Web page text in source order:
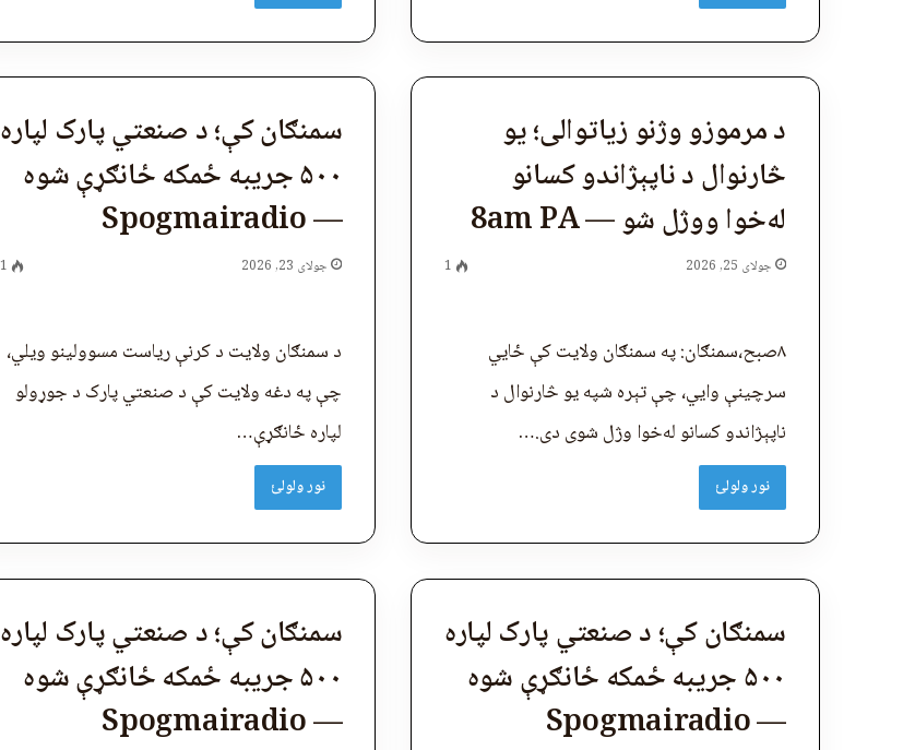
د مرموزو وژنو زیاتوالی؛ یو
څارنوال د ناپېژاندو کسانو
له‌خوا ووژل شو — 8am PA
جولای 25, 2026 1
۸صبح،سمنګان: په سمنګان ولایت کې ځايي
سرچینې وایي، چې تېره شپه یو څارنوال د
ناپېژاندو کسانو له‌خوا وژل شوی دی.…
نور ولولئ
سمنګان کې؛ د صنعتي پارک لپاره
۵۰۰ جریبه ځمکه ځانګړې شوه
— Spogmairadio
جولای 23, 2026 1
د سمنګان ولایت د کرنې ریاست مسوولینو ویلي،
چې په دغه ولایت کې د صنعتي پارک د جوړولو
لپاره ځانګړې…
نور ولولئ
سمنګان کې؛ د صنعتي پارک لپاره
۵۰۰ جریبه ځمکه ځانګړې شوه
— Spogmairadio
سمنګان کې؛ د صنعتي پارک لپاره
۵۰۰ جریبه ځمکه ځانګړې شوه
— Spogmairadio